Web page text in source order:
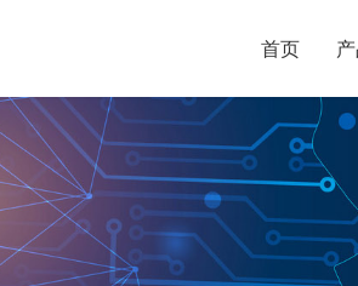
首页